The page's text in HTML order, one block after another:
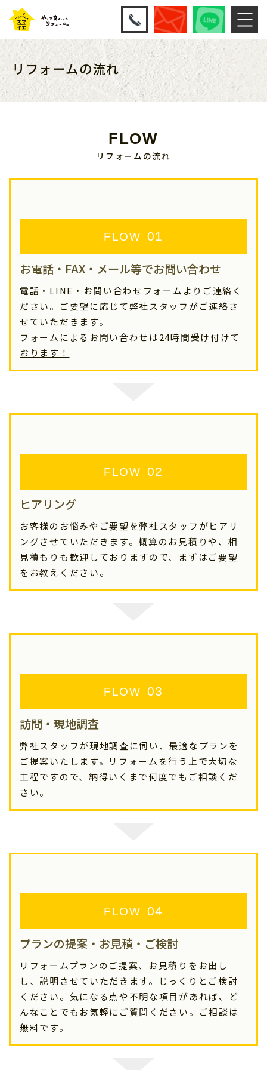
リフォームの流れ
FLOW
リフォームの流れ
FLOW
お電話・FAX・メール等でお問い合わせ
電話・LINE・お問い合わせフォームよりご連絡く
ださい。ご要望に応じて弊社スタッフがご連絡さ
せていただきます。
フォームによるお問い合わせは24時間受け付けて
おります！
FLOW
ヒアリング
お客様のお悩みやご要望を弊社スタッフがヒアリ
ングさせていただきます。概算のお見積りや、相
見積もりも歓迎しておりますので、まずはご要望
をお教えください。
FLOW
訪問・現地調査
弊社スタッフが現地調査に伺い、最適なプランを
ご提案いたします。リフォームを行う上で大切な
工程ですので、納得いくまで何度でもご相談くだ
さい。
FLOW
プランの提案・お見積・ご検討
リフォームプランのご提案、お見積りをお出し
し、説明させていただきます。じっくりとご検討
ください。気になる点や不明な項目があれば、ど
んなことでもお気軽にご質問ください。ご相談は
無料です。